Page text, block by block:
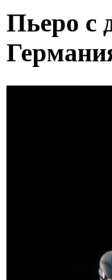
Пьеро с